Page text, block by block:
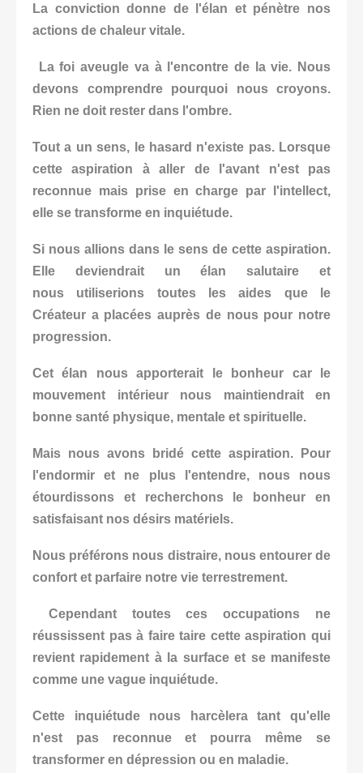
La conviction donne de l'élan et pénètre nos
actions de chaleur vitale.
La foi aveugle va à l'encontre de la vie. Nous
devons comprendre pourquoi nous croyons.
Rien ne doit rester dans l'ombre.
Tout a un sens, le hasard n'existe pas. Lorsque
cette aspiration à aller de l'avant n'est pas
reconnue mais prise en charge par l'intellect,
elle se transforme en inquiétude.
Si nous allions dans le sens de cette aspiration.
Elle deviendrait un élan salutaire et
nous utiliserions toutes les aides que le
Créateur a placées auprès de nous pour notre
progression.
Cet élan nous apporterait le bonheur car le
mouvement intérieur nous maintiendrait en
bonne santé physique, mentale et spirituelle.
Mais nous avons bridé cette aspiration. Pour
l'endormir et ne plus l'entendre, nous nous
étourdissons et recherchons le bonheur en
satisfaisant nos désirs matériels.
Nous préférons nous distraire, nous entourer de
confort et parfaire notre vie terrestrement.
Cependant toutes ces occupations ne
réussissent pas à faire taire cette aspiration qui
revient rapidement à la surface et se manifeste
comme une vague inquiétude.
Cette inquiétude nous harcèlera tant qu'elle
n'est pas reconnue et pourra même se
transformer en dépression ou en maladie.